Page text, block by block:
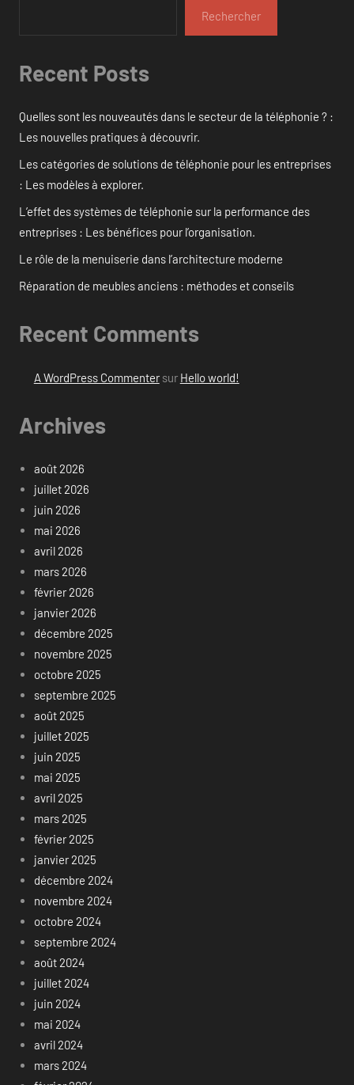
Rechercher
Recent Posts
Quelles sont les nouveautés dans le secteur de la téléphonie ? :
Les nouvelles pratiques à découvrir.
Les catégories de solutions de téléphonie pour les entreprises
: Les modèles à explorer.
L’effet des systèmes de téléphonie sur la performance des
entreprises : Les bénéfices pour l’organisation.
Le rôle de la menuiserie dans l’architecture moderne
Réparation de meubles anciens : méthodes et conseils
Recent Comments
A WordPress Commentersur Hello world!
Archives
août 2026
juillet 2026
juin 2026
mai 2026
avril 2026
mars 2026
février 2026
janvier 2026
décembre 2025
novembre 2025
octobre 2025
septembre 2025
août 2025
juillet 2025
juin 2025
mai 2025
avril 2025
mars 2025
février 2025
janvier 2025
décembre 2024
novembre 2024
octobre 2024
septembre 2024
août 2024
juillet 2024
juin 2024
mai 2024
avril 2024
mars 2024